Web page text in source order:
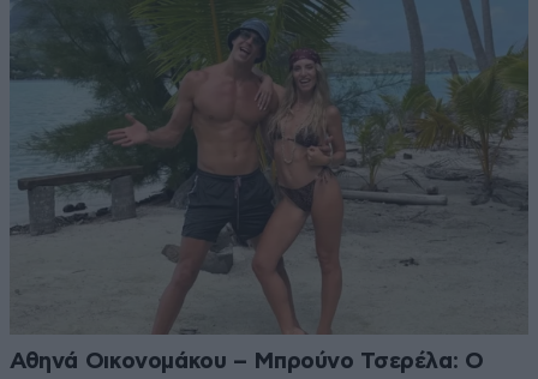
Αθηνά Οικονομάκου – Μπρούνο Τσερέλα: Ο